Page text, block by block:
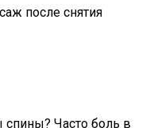
после снятия
спины? Часто боль в